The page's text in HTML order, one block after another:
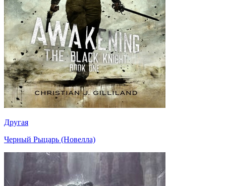
Другая
Черный Рыцарь (Новелла)